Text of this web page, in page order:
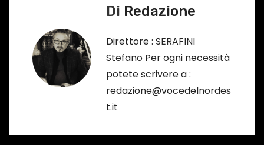
Di Redazione
Direttore : SERAFINI
Stefano Per ogni necessità
potete scrivere a :
redazione@vocedelnordes
t.it